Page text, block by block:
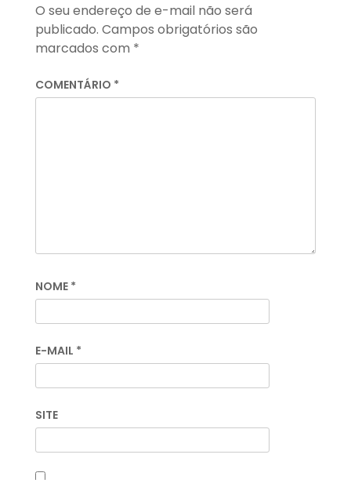
O seu endereço de e-mail não será
publicado. Campos obrigatórios são
marcados com *
COMENTÁRIO *
NOME *
E-MAIL *
SITE